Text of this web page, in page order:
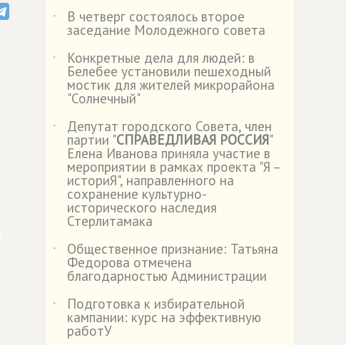
˙ В четверг состоялось второе
заседание Молодежного совета
˙
Конкретные дела для людей: в
Белебее установили пешеходный
мостик для жителей микрорайона
"Солнечный"
˙
Депутат городского Совета, член
партии "СПРАВЕДЛИВАЯ РОССИЯ"
Елена Иванова приняла участие в
мероприятии в рамках проекта "Я –
историЯ", направленного на
сохранение культурно-
исторического наследия
Стерлитамака
˙
Общественное признание: Татьяна
Федорова отмечена
благодарностью Администрации
˙
Подготовка к избирательной
кампании: курс на эффективную
работУ